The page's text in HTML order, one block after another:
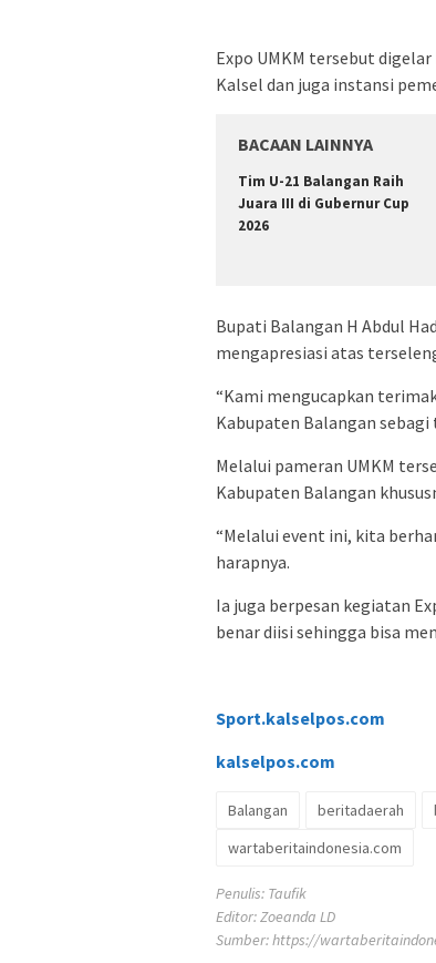
Expo UMKM tersebut
Kalsel dan juga instansi
BACAAN LAINNYA
Tim U-21 Balangan Raih
Juara III di Gubernur Cup
2026
Bupati Balangan H Abdul
mengapresiasi atas
“Kami mengucapkan
Kabupaten Balangan sebagi
Melalui pameran UMKM
Kabupaten Balangan
“Melalui event ini, kita
harapnya.
Ia juga berpesan kegiatan
benar diisi sehingga bisa
Sport.kalselpos.com
kalselpos.com
Balangan beritadaerah
wartaberitaindonesia.com
Penulis: Taufik
Editor: Zoeanda LD
Sumber:https://